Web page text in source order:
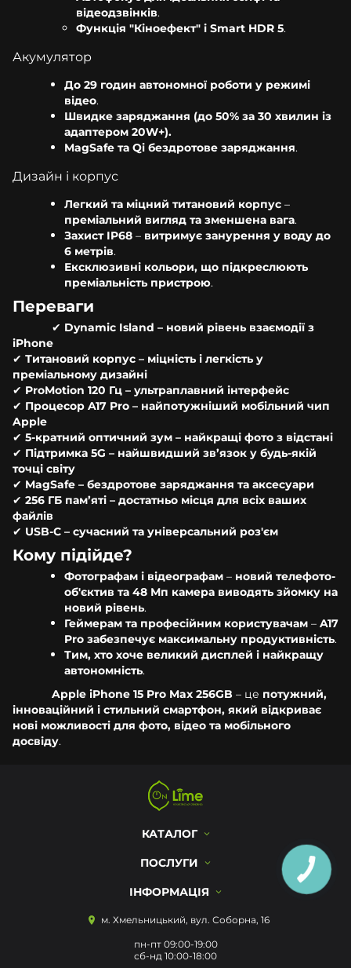
відеодзвінків.
Функція "Кіноефект" і Smart HDR 5.
Акумулятор
До 29 годин автономної роботи у режимі
відео.
Швидке заряджання (до 50% за 30 хвилин із
адаптером 20W+).
MagSafe та Qi бездротове заряджання.
Дизайн і корпус
Легкий та міцний титановий корпус –
преміальний вигляд та зменшена вага.
Захист IP68 – витримує занурення у воду до
6 метрів.
Ексклюзивні кольори, що підкреслюють
преміальність пристрою.
Переваги
✔ Dynamic Island – новий рівень взаємодії з
iPhone
✔ Титановий корпус – міцність і легкість у
преміальному дизайні
✔ ProMotion 120 Гц – ультраплавний інтерфейс
✔ Процесор A17 Pro – найпотужніший мобільний чип
Apple
✔ 5-кратний оптичний зум – найкращі фото з відстані
✔ Підтримка 5G – найшвидший зв’язок у будь-якій
точці світу
✔ MagSafe – бездротове заряджання та аксесуари
✔ 256 ГБ пам’яті – достатньо місця для всіх ваших
файлів
✔ USB-C – сучасний та універсальний роз'єм
Кому підійде?
Фотографам і відеографам – новий телефото-
об'єктив та 48 Мп камера виводять зйомку на
новий рівень.
Геймерам та професійним користувачам – A17
Pro забезпечує максимальну продуктивність.
Тим, хто хоче великий дисплей і найкращу
автономність.
Apple iPhone 15 Pro Max 256GB – це потужний,
інноваційний і стильний смартфон, який відкриває
нові можливості для фото, відео та мобільного
досвіду.
КАТАЛОГ
ПОСЛУГИ
ІНФОРМАЦІЯ
м. Хмельницький, вул. Соборна, 16
пн-пт 09:00-19:00
сб-нд 10:00-18:00